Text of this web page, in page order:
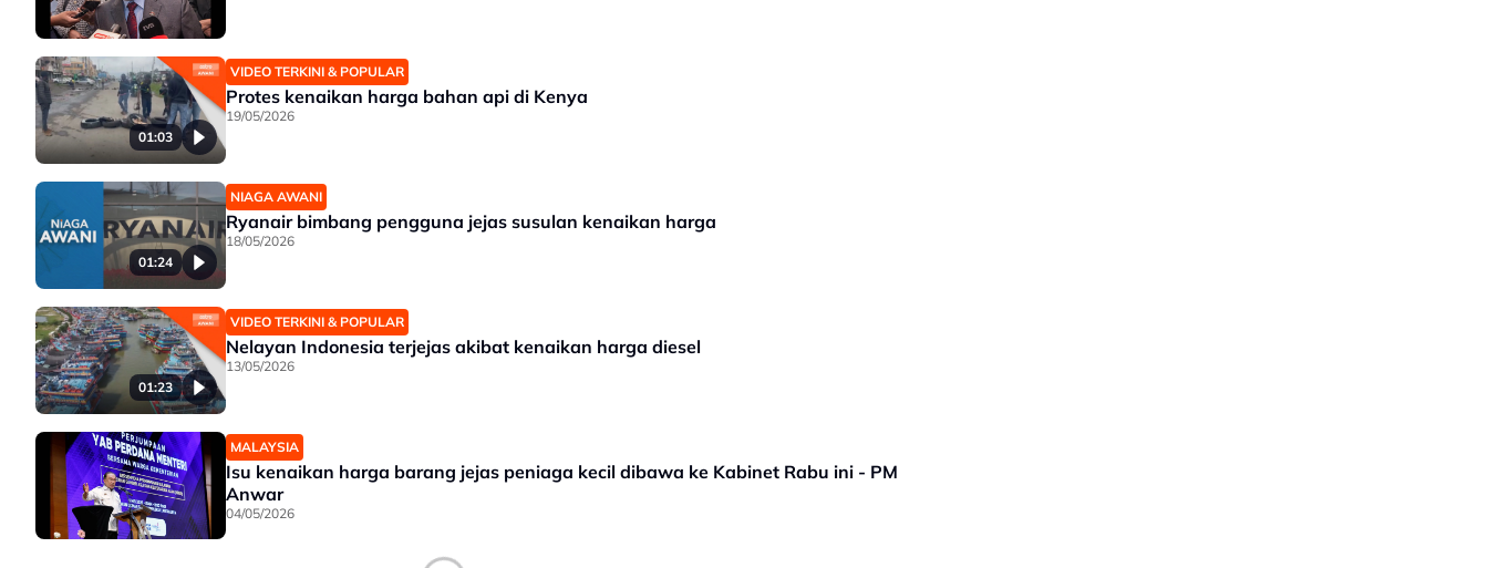
01:03
VIDEO TERKINI & POPULAR
Protes kenaikan harga bahan api di Kenya
19/05/2026
01:24
NIAGA AWANI
Ryanair bimbang pengguna jejas susulan kenaikan harga
18/05/2026
01:23
VIDEO TERKINI & POPULAR
Nelayan Indonesia terjejas akibat kenaikan harga diesel
13/05/2026
MALAYSIA
Isu kenaikan harga barang jejas peniaga kecil dibawa ke Kabinet Rabu ini - PM
Anwar
04/05/2026